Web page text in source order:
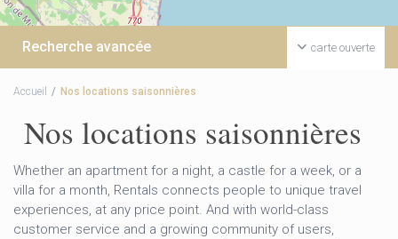
carte ouverte
Recherche avancée
Accueil Nos locations saisonnières
Nos locations saisonnières
Whether an apartment for a night, a castle for a week, or a
villa for a month, Rentals connects people to unique travel
experiences, at any price point. And with world-class
customer service and a growing community of users,